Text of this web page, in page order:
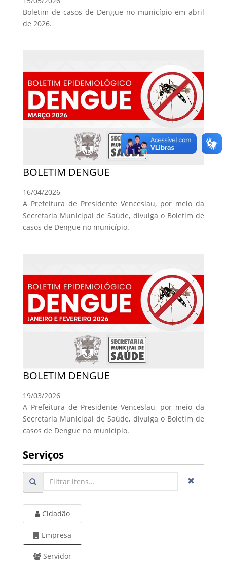
Boletim de casos de Dengue no município em abril
de 2026.
BOLETIM DENGUE
16/04/2026
A Prefeitura de Presidente Venceslau, por meio da
Secretaria Municipal de Saúde, divulga o Boletim de
casos de Dengue no município.
BOLETIM DENGUE
19/03/2026
A Prefeitura de Presidente Venceslau, por meio da
Secretaria Municipal de Saúde, divulga o Boletim de
casos de Dengue no município.
Serviços
Cidadão
Empresa
Servidor